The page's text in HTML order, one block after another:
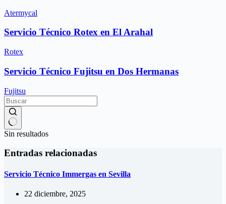
Atermycal
Servicio Técnico Rotex en El Arahal
Rotex
Servicio Técnico Fujitsu en Dos Hermanas
Fujitsu
Sin resultados
Entradas relacionadas
Servicio Técnico Immergas en Sevilla
22 diciembre, 2025